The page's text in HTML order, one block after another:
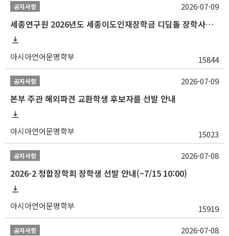
공지사항
세종연구원 2026년도 세종이도인재장학금 디딤돌 장학사업 학자금대출 관련분야(원금상환, 이자지원) 신청 사업 안내
아시아언어문명학부 15844
2026-07-09
공지사항
본부 주관 해외파견 교환학생 후보자를 선발 안내
아시아언어문명학부 15023
2026-07-09
공지사항
2026-2 청합장학회 장학생 선발 안내(~7/15 10:00)
아시아언어문명학부 15919
2026-07-08
공지사항 2026-07-08